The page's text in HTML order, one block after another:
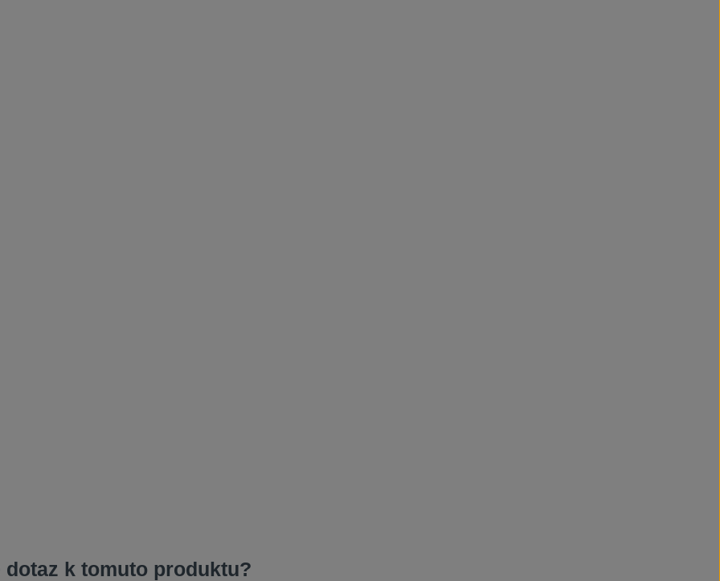
dotaz k tomuto produktu?